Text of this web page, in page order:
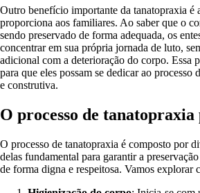
Outro benefício importante da tanatopraxia é
proporciona aos familiares. Ao saber que o
sendo preservado de forma adequada, os
concentrar em sua própria jornada de luto,
adicional com a deterioração do corpo. Essa
para que eles possam se dedicar ao processo
e construtiva.
O processo de tanatopraxia
O processo de tanatopraxia é composto por
delas fundamental para garantir a
de forma digna e respeitosa. Vamos explorar